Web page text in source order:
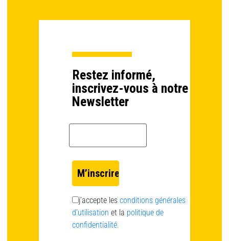
Restez informé,
inscrivez-vous à notre
Newsletter
j’accepte les conditions générales
d’utilisation et la politique de
confidentialité.